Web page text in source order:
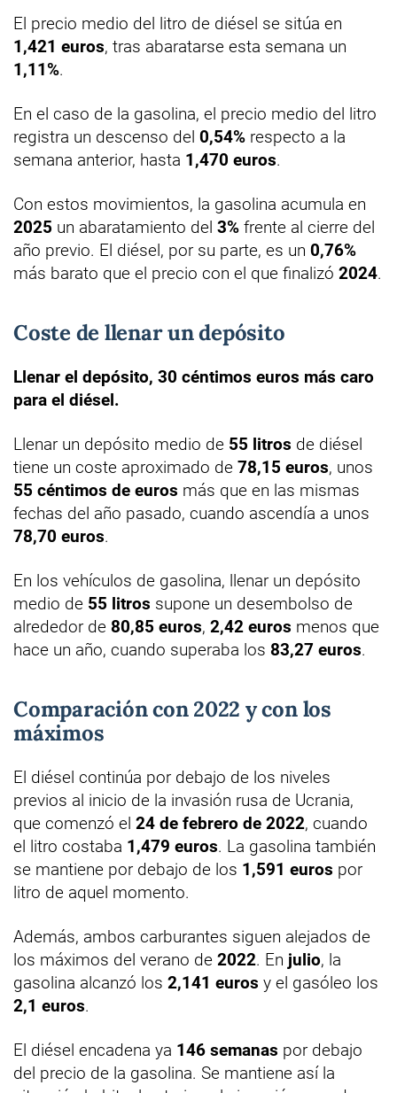
El precio medio del litro de diésel se sitúa en
1,421 euros, tras abaratarse esta semana un
1,11%.
En el caso de la gasolina, el precio medio del litro
registra un descenso del 0,54% respecto a la
semana anterior, hasta 1,470 euros.
Con estos movimientos, la gasolina acumula en
2025 un abaratamiento del 3% frente al cierre del
año previo. El diésel, por su parte, es un 0,76%
más barato que el precio con el que finalizó 2024.
Coste de llenar un depósito
Llenar el depósito, 30 céntimos euros más caro
para el diésel.
Llenar un depósito medio de 55 litros de diésel
tiene un coste aproximado de 78,15 euros, unos
55 céntimos de euros más que en las mismas
fechas del año pasado, cuando ascendía a unos
78,70 euros.
En los vehículos de gasolina, llenar un depósito
medio de 55 litros supone un desembolso de
alrededor de 80,85 euros, 2,42 euros menos que
hace un año, cuando superaba los 83,27 euros.
Comparación con 2022 y con los
máximos
El diésel continúa por debajo de los niveles
previos al inicio de la invasión rusa de Ucrania,
que comenzó el 24 de febrero de 2022, cuando
el litro costaba 1,479 euros. La gasolina también
se mantiene por debajo de los 1,591 euros por
litro de aquel momento.
Además, ambos carburantes siguen alejados de
los máximos del verano de 2022. En julio, la
gasolina alcanzó los 2,141 euros y el gasóleo los
2,1 euros.
El diésel encadena ya 146 semanas por debajo
del precio de la gasolina. Se mantiene así la